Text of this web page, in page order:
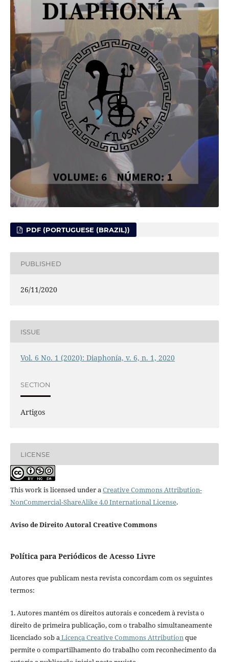
PDF (PORTUGUESE (BRAZIL))
PUBLISHED
26/11/2020
ISSUE
Vol. 6 No. 1 (2020): Diaphonía, v. 6, n. 1, 2020
SECTION
Artigos
LICENSE
This work is licensed under aCreative Commons Attribution-
NonCommercial-ShareAlike 4.0 International License.
Aviso de Direito Autoral Creative Commons
Política para Periódicos de Acesso Livre
Autores que publicam nesta revista concordam com os seguintes
termos:
1. Autores mantém os direitos autorais e concedem à revista o
direito de primeira publicação, com o trabalho simultaneamente
licenciado sob aLicença Creative Commons Attributionque
permite o compartilhamento do trabalho com reconhecimento da